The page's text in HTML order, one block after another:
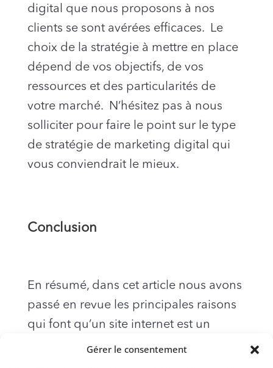
Gérer le consentement
digital que nous proposons à nos
clients se sont avérées efficaces. Le
choix de la stratégie à mettre en place
dépend de vos objectifs, de vos
ressources et des particularités de
votre marché. N’hésitez pas à nous
solliciter pour faire le point sur le type
de stratégie de marketing digital qui
vous conviendrait le mieux.
Conclusion
En résumé, dans cet article nous avons
passé en revue les principales raisons
qui font qu’un site internet est un
incontournable pour s’adresser